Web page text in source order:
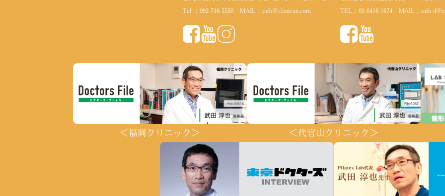
Tel ： 092-716-5550MAIL： info@clinicsn.com
TEL： 03-6416-1674MAIL： info-
＜福岡クリニック＞ ＜代官山クリニック＞